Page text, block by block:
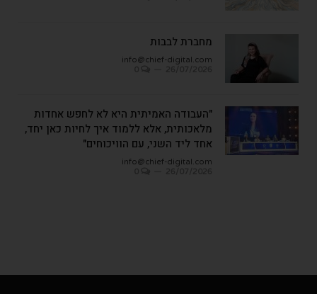
מחברת לבבות
info@chief-digital.com
"העבודה האמיתית היא לא לחפש אחדות
מלאכותית, אלא ללמוד איך לחיות כאן יחד,
אחד ליד השני, עם הוויכוחים"
info@chief-digital.com